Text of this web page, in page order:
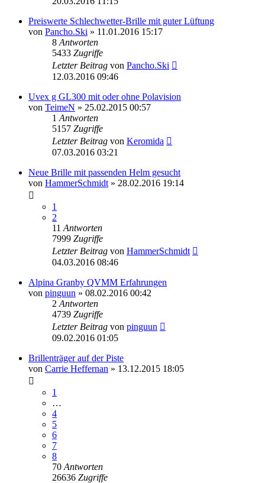
Preiswerte Schlechwetter-Brille mit guter Lüftung
von Pancho.Ski » 11.01.2016 15:17
8 Antworten
5433 Zugriffe
Letzter Beitrag von Pancho.Ski
12.03.2016 09:46
Uvex g GL300 mit oder ohne Polavision
von TeimeN » 25.02.2015 00:57
1 Antworten
5157 Zugriffe
Letzter Beitrag von Keromida
07.03.2016 03:21
Neue Brille mit passenden Helm gesucht
von HammerSchmidt » 28.02.2016 19:14
1
2
11 Antworten
7999 Zugriffe
Letzter Beitrag von HammerSchmidt
04.03.2016 08:46
Alpina Granby QVMM Erfahrungen
von pinguun » 08.02.2016 00:42
2 Antworten
4739 Zugriffe
Letzter Beitrag von pinguun
09.02.2016 01:05
Brillenträger auf der Piste
von Carrie Heffernan » 13.12.2015 18:05
1
…
4
5
6
7
8
70 Antworten
26636 Zugriffe